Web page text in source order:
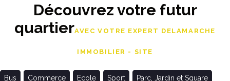
Découvrez votre futur
quartierAVEC VOTRE EXPERT DELAMARCHE
IMMOBILIER - SITE
Bus Commerce Ecole Sport Parc, Jardin et Square